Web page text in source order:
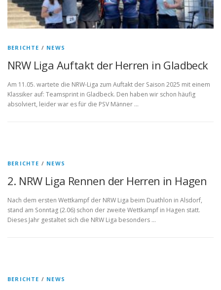
BERICHTE / NEWS
NRW Liga Auftakt der Herren in Gladbeck
Am 11.05. wartete die NRW-Liga zum Auftakt der Saison 2025 mit einem
Klassiker auf: Teamsprint in Gladbeck. Den haben wir schon häufig
absolviert, leider war es für die PSV Männer …
BERICHTE / NEWS
2. NRW Liga Rennen der Herren in Hagen
Nach dem ersten Wettkampf der NRW Liga beim Duathlon in Alsdorf,
stand am Sonntag (2.06) schon der zweite Wettkampf in Hagen statt.
Dieses Jahr gestaltet sich die NRW Liga besonders …
BERICHTE / NEWS